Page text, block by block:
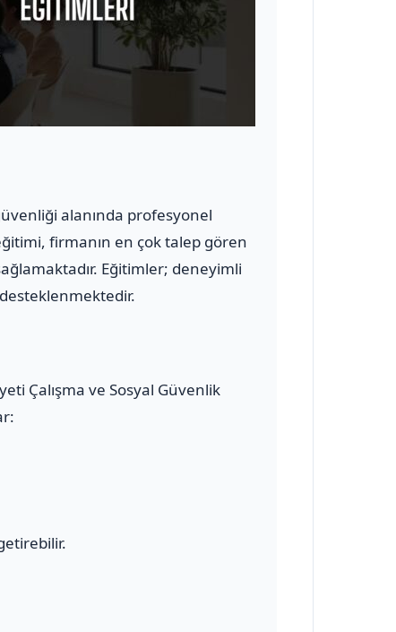
alanında profesyonel
firmanın en çok talep gören
Eğitimler; deneyimli
Çalışma ve Sosyal Güvenlik